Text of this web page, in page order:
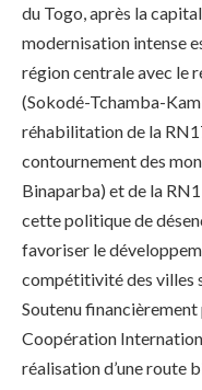
du Togo, après la
modernisation intense
région centrale avec le
(Sokodé-Tchamba-
réhabilitation de la
contournement des
Binaparba) et de la
cette politique de
favoriser le
compétitivité des villes
Soutenu financièrement
Coopération
réalisation d’une route